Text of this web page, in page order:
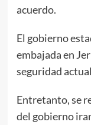
acuerdo.
El gobierno
embajada en
seguridad
Entretanto, se
del gobierno